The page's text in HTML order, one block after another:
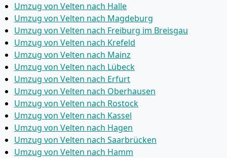
Umzug von Velten nach Halle
Umzug von Velten nach Magdeburg
Umzug von Velten nach Freiburg im Breisgau
Umzug von Velten nach Krefeld
Umzug von Velten nach Mainz
Umzug von Velten nach Lübeck
Umzug von Velten nach Erfurt
Umzug von Velten nach Oberhausen
Umzug von Velten nach Rostock
Umzug von Velten nach Kassel
Umzug von Velten nach Hagen
Umzug von Velten nach Saarbrücken
Umzug von Velten nach Hamm